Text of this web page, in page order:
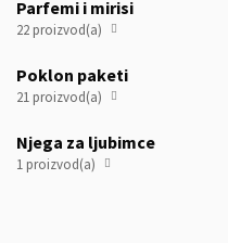
Parfemi i mirisi
22 proizvod(a) 
Poklon paketi
21 proizvod(a) 
Njega za ljubimce
1 proizvod(a) 